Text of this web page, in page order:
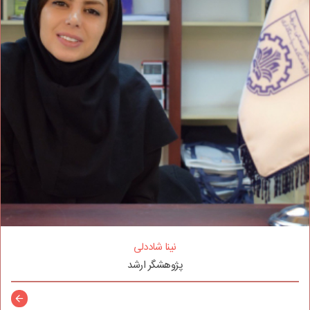
نینا شاددلی
پژوهشگر ارشد